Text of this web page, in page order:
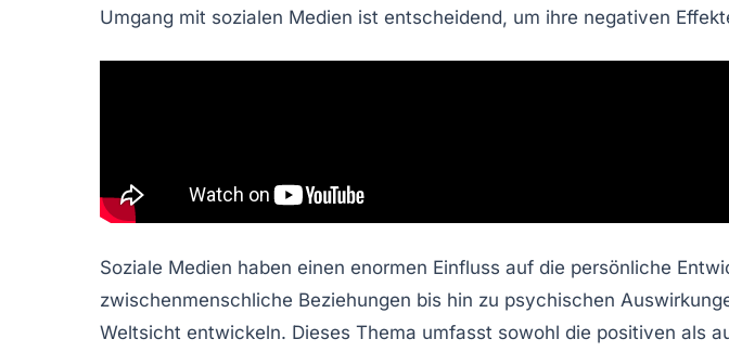
Umgang mit sozialen Medien ist entscheidend, um ihre negativen
Soziale Medien haben einen enormen Einfluss auf die persönliche
zwischenmenschliche Beziehungen bis hin zu psychischen
Weltsicht entwickeln. Dieses Thema umfasst sowohl die positiven als